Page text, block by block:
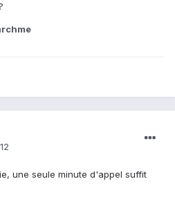
une seule minute d'appel suffit